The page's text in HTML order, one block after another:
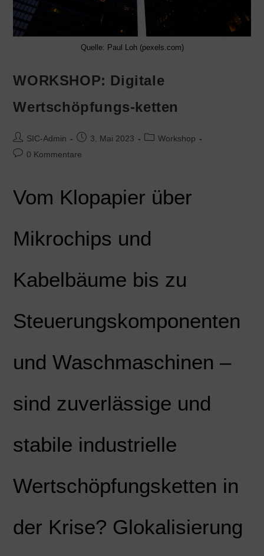
Quelle: Paul Loh (pexels.com)
WORKSHOP: Digitale
Wertschöpfungs-ketten
SIC-Admin 3. Mai 2023
Workshop
0 Kommentare
Vom Klopapier über
Mikrochips und
Kabelbäume bis zu
Steuerungskomponenten
und Waschmaschinen –
sind zuverlässige und
stabile industrielle
Wertschöpfungsketten in
der Krise? Glokalisierung